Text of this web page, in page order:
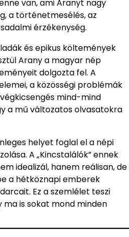
van, ami Aranyt nagy
a történetmesélés, az
érzékenység.
és epikus költemények
Arany a magyar nép
dolgozta fel. A
a közösségi problémák
mind-mind
a mű változatos olvasatokra
helyet foglal el a népi
A „Kincstalálók” ennek
idealizál, hanem reálisan, de
a hétköznapi emberek
Ez a szemlélet teszi
is sokat mond minden